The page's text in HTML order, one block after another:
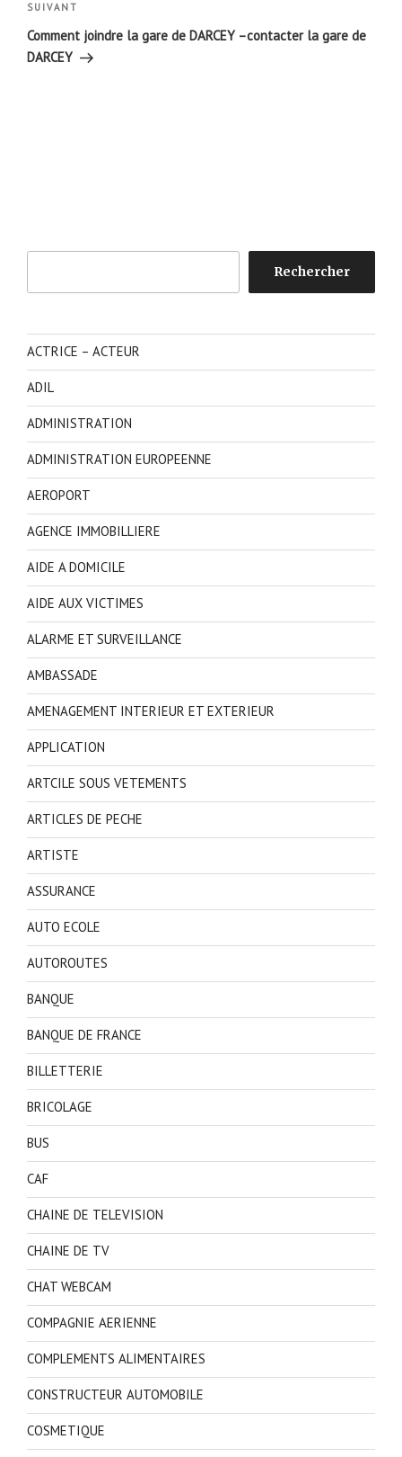
Article
suivant
SUIVANT
Comment joindre la gare de DARCEY –contacter la gare de
DARCEY
Rechercher
ACTRICE – ACTEUR
ADIL
ADMINISTRATION
ADMINISTRATION EUROPEENNE
AEROPORT
AGENCE IMMOBILLIERE
AIDE A DOMICILE
AIDE AUX VICTIMES
ALARME ET SURVEILLANCE
AMBASSADE
AMENAGEMENT INTERIEUR ET EXTERIEUR
APPLICATION
ARTCILE SOUS VETEMENTS
ARTICLES DE PECHE
ARTISTE
ASSURANCE
AUTO ECOLE
AUTOROUTES
BANQUE
BANQUE DE FRANCE
BILLETTERIE
BRICOLAGE
BUS
CAF
CHAINE DE TELEVISION
CHAINE DE TV
CHAT WEBCAM
COMPAGNIE AERIENNE
COMPLEMENTS ALIMENTAIRES
CONSTRUCTEUR AUTOMOBILE
COSMETIQUE